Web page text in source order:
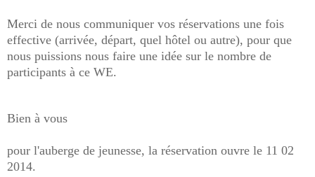
Merci de nous communiquer vos réservations une fois
effective (arrivée, départ, quel hôtel ou autre), pour que
nous puissions nous faire une idée sur le nombre de
participants à ce WE.
Bien à vous
pour l'auberge de jeunesse, la réservation ouvre le 11 02
2014.